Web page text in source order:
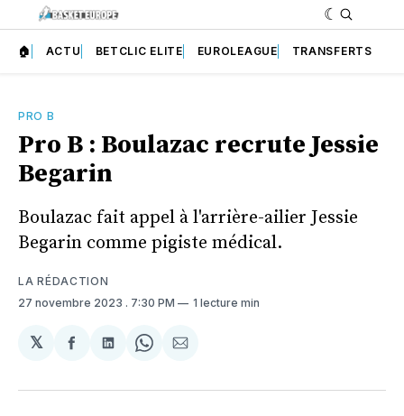
🏠 ACTU BETCLIC ELITE EUROLEAGUE TRANSFERTS
PRO B
Pro B : Boulazac recrute Jessie
Begarin
Boulazac fait appel à l'arrière-ailier Jessie
Begarin comme pigiste médical.
LA RÉDACTION
27 novembre 2023 . 7:30 PM 1 lecture min
𝕏
Partager
Facebook
Partager
LinkedIn
Share
WhatsApp
Partager
Courriel